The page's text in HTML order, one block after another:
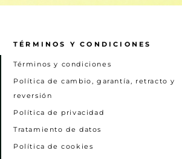
TÉRMINOS Y CONDICIONES
Términos y condiciones
Política de cambio, garantía, retracto y
reversión
Política de privacidad
Tratamiento de datos
Política de cookies